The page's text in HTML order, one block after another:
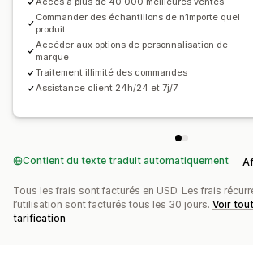
Expédition multiple
Mises à jour en
Tarification inclusive
Commander des échantillons de n’importe quel
produit
Accéder aux options de personnalisation de
marque
Traitement illimité des commandes
Assistance client 24h/24 et 7j/7
Contient du texte traduit automatiquement
Tous les frais sont facturés en USD. Les frais
l’utilisation sont facturés tous les 30 jours. Voir
tarification